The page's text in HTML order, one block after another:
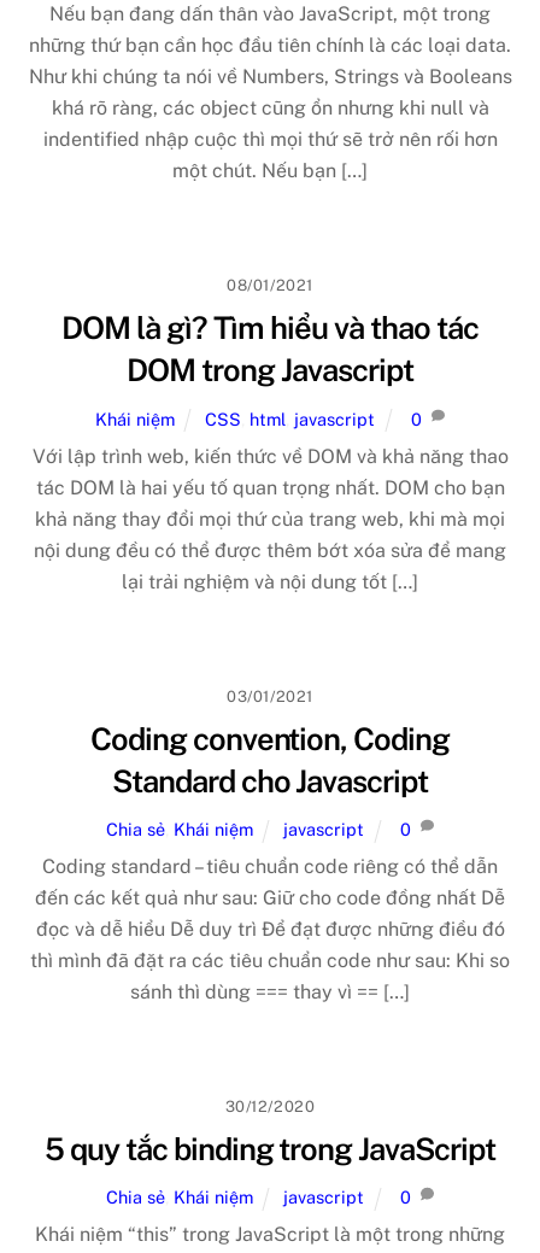
Nếu bạn đang dấn thân vào JavaScript, một trong
những thứ bạn cần học đầu tiên chính là các loại data.
Như khi chúng ta nói về Numbers, Strings và Booleans
khá rõ ràng, các object cũng ổn nhưng khi null và
indentified nhập cuộc thì mọi thứ sẽ trở nên rối hơn
một chút. Nếu bạn […]
08/01/2021
DOM là gì? Tìm hiểu và thao tác
DOM trong Javascript
Khái niệm CSS html javascript 0
Với lập trình web, kiến thức về DOM và khả năng thao
tác DOM là hai yếu tố quan trọng nhất. DOM cho bạn
khả năng thay đổi mọi thứ của trang web, khi mà mọi
nội dung đều có thể được thêm bớt xóa sửa để mang
lại trải nghiệm và nội dung tốt […]
03/01/2021
Coding convention, Coding
Standard cho Javascript
Chia sẻ, Khái niệm javascript 0
Coding standard – tiêu chuẩn code riêng có thể dẫn
đến các kết quả như sau: Giữ cho code đồng nhất Dễ
đọc và dễ hiểu Dễ duy trì Để đạt được những điều đó
thì mình đã đặt ra các tiêu chuẩn code như sau: Khi so
sánh thì dùng === thay vì == […]
30/12/2020
5 quy tắc binding trong JavaScript
Chia sẻ, Khái niệm javascript 0
Khái niệm “this” trong JavaScript là một trong những